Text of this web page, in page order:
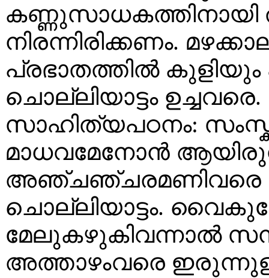
കണ്ണുസാധകത്തിനായി
നിരന്നിരിക്കണം.
പ്രഭാതത്തിൽ
ചൊല്ലിയാട്ടം
സാഹിത്യപഠനം:
മാധവമേനോൻ
അഞ്ചഞ്ചരമണിവരെ
ചൊല്ലിയാട്ടം.
മേലുകഴുകിവന്നാൽ
അത്താഴംവരെ